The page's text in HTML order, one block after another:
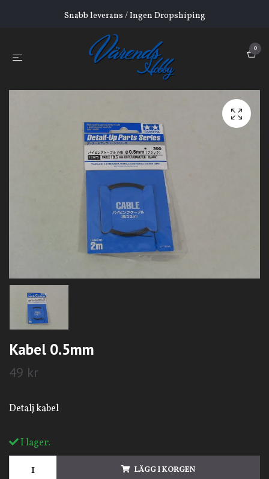
Snabb leverans / Ingen Dropshiping
0
Kabel 0.5mm
49 kr
Detalj kabel
I lager.
LÄGG I KORGEN